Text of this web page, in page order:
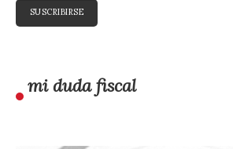
mi duda fiscal